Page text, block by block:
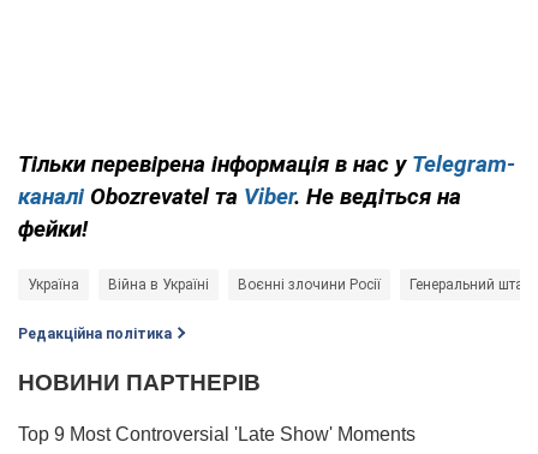
Тільки перевірена інформація в нас у Telegram-
каналі Obozrevatel та Viber. Не ведіться на
фейки!
Україна Війна в Україні Воєнні злочини Росії Генеральний
Редакційна політика